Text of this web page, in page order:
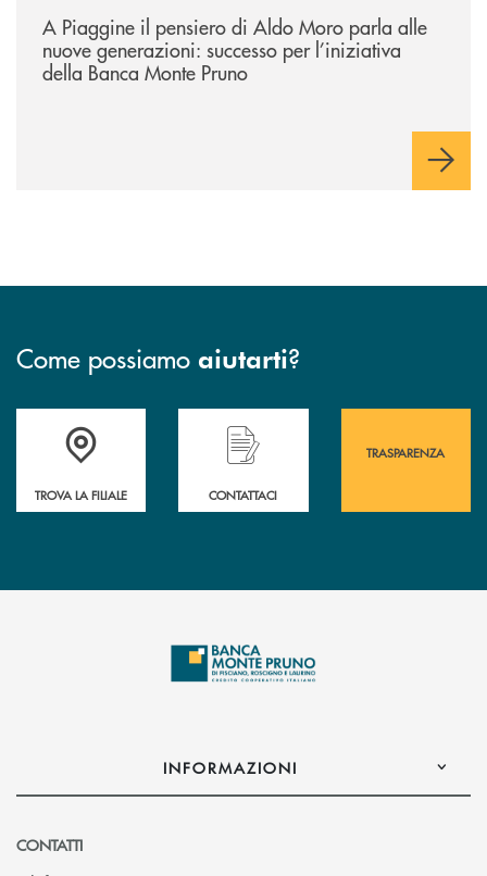
A Piaggine il pensiero di Aldo Moro parla alle
nuove generazioni: successo per l’iniziativa
della Banca Monte Pruno
Come possiamo aiutarti?
Accedi all' elenco completo&nbsp; delle&nbsp; filiali&nbsp; di Banca
TROVA LA FILIALE
Hai bisogno di assistenza immediata?
CONTATTACI
TRASPARENZA
INFORMAZIONI
CONTATTI